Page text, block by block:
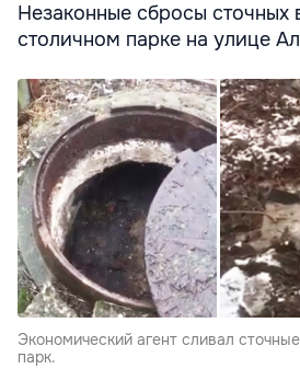
Незаконные сбросы сточных
столичном парке на улице
Экономический агент сливал
парк.